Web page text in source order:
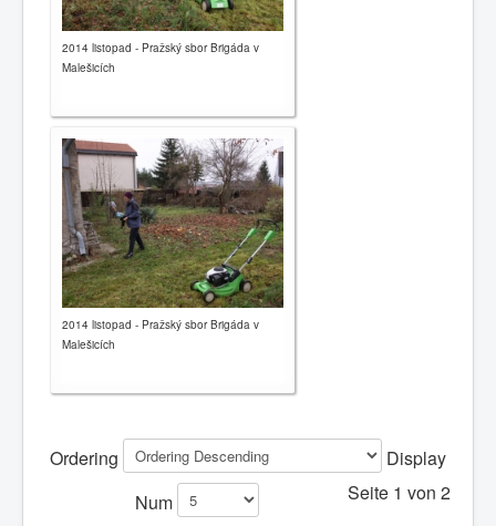
2014 listopad - Pražský sbor Brigáda v
Malešicích
2014 listopad - Pražský sbor Brigáda v
Malešicích
Ordering
Display
Num
Seite 1 von 2